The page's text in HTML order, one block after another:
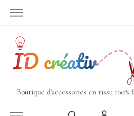
Boutique d'accessoires en tissu 100%